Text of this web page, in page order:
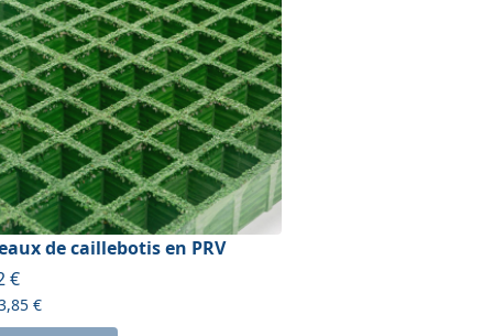
de caillebotis en PRV
de
€
€